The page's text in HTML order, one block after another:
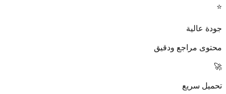
⭐
جودة عالية
محتوى مراجع ودقيق
🚀
تحميل سريع